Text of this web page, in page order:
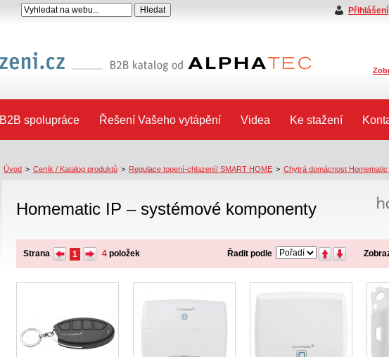
Přihlášení
B2B spolupráce Řešení Vašeho vytápění Videa Ke stažení
Úvod > Ceník / Katalog produktů > Regulace topení-chlazení/ SMART HOME > Chytrá domácnost Homematic
Homematic IP – systémové komponenty
Strana 1 4 položek Řadit podle